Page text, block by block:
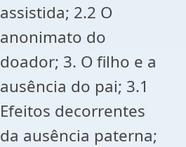
assistida; 2.2 O
anonimato do
doador; 3. O filho e a
ausência do pai; 3.1
Efeitos decorrentes
da ausência paterna;